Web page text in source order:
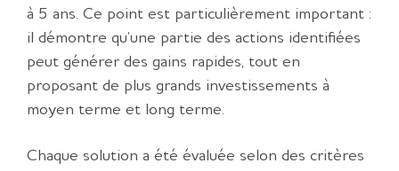
à 5 ans. Ce point est particulièrement important :
il démontre qu’une partie des actions identifiées
peut générer des gains rapides, tout en
proposant de plus grands investissements à
moyen terme et long terme.
Chaque solution a été évaluée selon des critères